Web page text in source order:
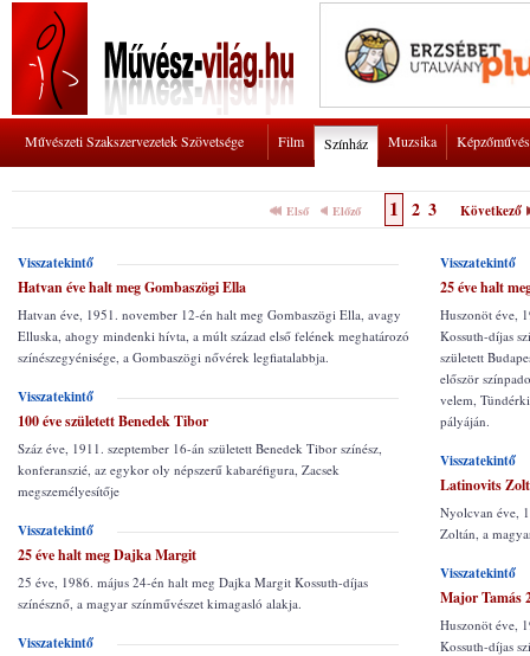
Művészeti Szakszervezetek Szövetsége Film Színház Muzsika
Első Előző 1 2 3 Következő
Visszatekintő
Hatvan éve halt meg Gombaszögi Ella
Hatvan éve, 1951. november 12-én halt meg Gombaszögi Ella, avagy
Elluska, ahogy mindenki hívta, a múlt század első felének meghatározó
színészegyénisége, a Gombaszögi nővérek legfiatalabbja.
Visszatekintő
100 éve született Benedek Tibor
Száz éve, 1911. szeptember 16-án született Benedek Tibor színész,
konferanszié, az egykor oly népszerű kabaréfigura, Zacsek
megszemélyesítője
Visszatekintő
25 éve halt meg Dajka Margit
25 éve, 1986. május 24-én halt meg Dajka Margit Kossuth-díjas
színésznő, a magyar színművészet kimagasló alakja.
Visszatekintő
Visszatekintő
25 éve halt
Huszonöt éve,
Kossuth-díjas
született
először
velem,
pályáján.
Visszatekintő
Latinovits
Nyolcvan éve,
Zoltán, a
Visszatekintő
Major Tamás
Huszonöt éve,
Kossuth-díjas